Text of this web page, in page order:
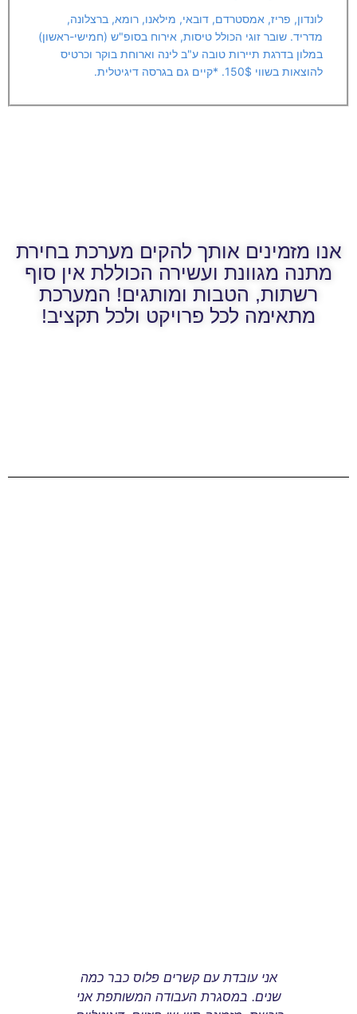
לונדון, פריז, אמסטרדם, דובאי, מילאנו, רומא, ברצלונה,
מדריד. שובר זוגי הכולל טיסות, אירוח בסופ"ש (חמישי-ראשון)
במלון בדרגת תיירות טובה ע"ב לינה וארוחת בוקר וכרטיס
להוצאות בשווי 150$. *קיים גם בגרסה דיגיטלית.
אנו מזמינים אותך להקים מערכת בחירת
מתנה מגוונת ועשירה הכוללת אין סוף
רשתות, הטבות ומותגים! המערכת
מתאימה לכל פרויקט ולכל תקציב!
אני עובדת עם קשרים פלוס כבר כמה
שנים. במסגרת העבודה המשותפת אני